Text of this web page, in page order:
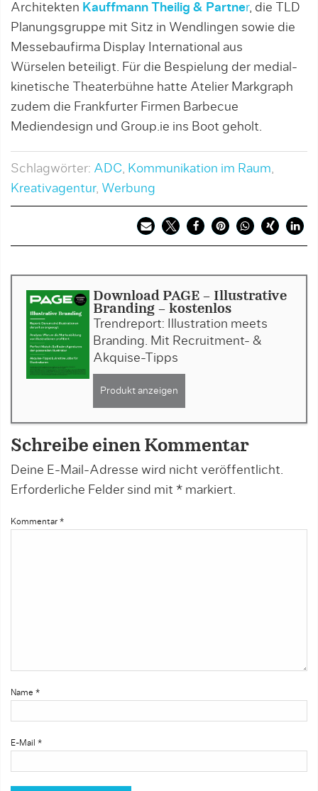
Architekten Kauffmann Theilig & Partner, die TLD
Planungsgruppe mit Sitz in Wendlingen sowie die
Messebaufirma Display International aus
Würselen beteiligt. Für die Bespielung der medial-
kinetische Theaterbühne hatte Atelier Markgraph
zudem die Frankfurter Firmen Barbecue
Mediendesign und Group.ie ins Boot geholt.
Schlagwörter: ADC Kommunikation im Raum
Kreativagentur, Werbung
Download PAGE - Illustrative
Branding - kostenlos
Trendreport: Illustration meets
Branding. Mit Recruitment- &
Akquise-Tipps
Produkt anzeigen
Schreibe einen Kommentar
Deine E-Mail-Adresse wird nicht veröffentlicht.
Erforderliche Felder sind mit * markiert.
Kommentar *
Name *
E-Mail *